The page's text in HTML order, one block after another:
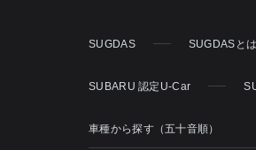
SUGDAS SUGDASとは
SUBARU 認定U-Car
車種から探す（五十音順）